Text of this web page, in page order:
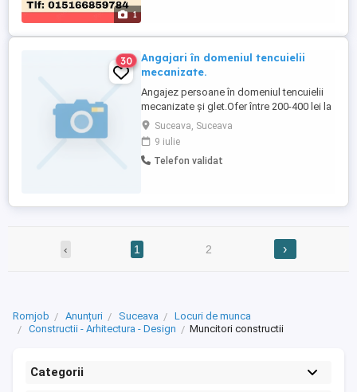
1
30
Angajari în domeniul tencuielii
mecanizate.
Angajez persoane în domeniul tencuielii
mecanizate și glet.Ofer între 200-400 lei la
zi.Cazare , mâncare și transport incluse.Cu
contract de muncă. Rog seriozitate!
Suceava, Suceava
9 iulie
Telefon validat
‹ 1 2 ›
Romjob Anunțuri Suceava
Locuri de munca
Constructii - Arhitectura - Design
Muncitori constructii
Categorii